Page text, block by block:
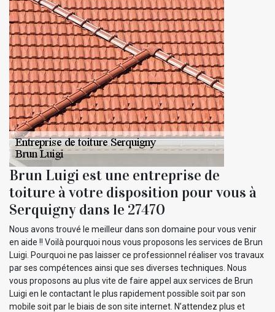
Brun Luigi est une entreprise de
toiture à votre disposition pour vous à
Serquigny dans le 27470
Nous avons trouvé le meilleur dans son domaine pour vous venir
en aide !! Voilà pourquoi nous vous proposons les services de Brun
Luigi. Pourquoi ne pas laisser ce professionnel réaliser vos travaux
par ses compétences ainsi que ses diverses techniques. Nous
vous proposons au plus vite de faire appel aux services de Brun
Luigi en le contactant le plus rapidement possible soit par son
mobile soit par le biais de son site internet. N’attendez plus et